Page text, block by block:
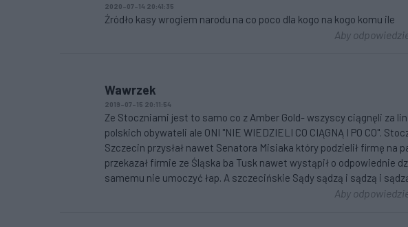
2020-07-14 20:41:35
Źródło kasy wrogiem narodu na co poco dla kogo na kogo komu ile
Aby
Wawrzek
2019-07-15 20:11:54
Ze Stoczniami jest to samo co z Amber Gold- wszyscy ciągnęli za
polskich obywateli ale ONI "NIE WIEDZIELI CO CIĄGNĄ I PO CO".
Szczecin przysłał nawet Senatora Misiaka który podzielił firmę na
przekazał firmie ze Śląska ba Tusk nawet wystąpił o odpowiednie
samemu nie umoczyć łap. A szczecińskie Sądy sądzą i sądzą i
Aby